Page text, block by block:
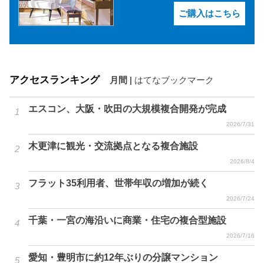
ご購入はこちら
アクセスランキング 月間 はてなブックマーク
エスコン、大阪・吹田の大規模複合開発が完成
2026/7/31
木更津に観光・交流拠点となる複合施設
2026/8/4
フラット35利用者、世帯年収の増加が続く
2026/7/24
千葉・一宮の海沿いに商業・住宅の複合型施設
2026/7/16
愛知・豊明市に約12年ぶりの分譲マンション